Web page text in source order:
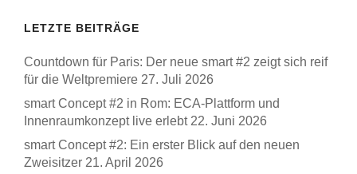
LETZTE BEITRÄGE
Countdown für Paris: Der neue smart #2 zeigt sich reif
für die Weltpremiere 27. Juli 2026
smart Concept #2 in Rom: ECA-Plattform und
Innenraumkonzept live erlebt 22. Juni 2026
smart Concept #2: Ein erster Blick auf den neuen
Zweisitzer 21. April 2026